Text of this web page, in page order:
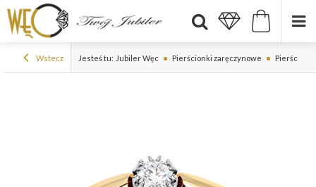
Wstecz Jesteś tu: Jubiler Węc Pierścionki zaręczynowe